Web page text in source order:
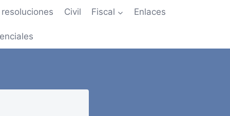
Civil Fiscal Enlaces